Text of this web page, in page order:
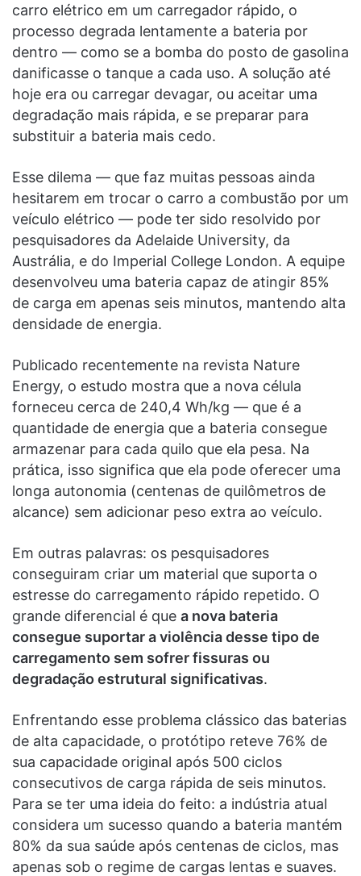
carro elétrico em um carregador rápido, o
processo degrada lentamente a bateria por
dentro — como se a bomba do posto de gasolina
danificasse o tanque a cada uso. A solução até
hoje era ou carregar devagar, ou aceitar uma
degradação mais rápida, e se preparar para
substituir a bateria mais cedo.
Esse dilema — que faz muitas pessoas ainda
hesitarem em trocar o carro a combustão por um
veículo elétrico — pode ter sido resolvido por
pesquisadores da Adelaide University, da
Austrália, e do Imperial College London. A equipe
desenvolveu uma bateria capaz de atingir 85%
de carga em apenas seis minutos, mantendo alta
densidade de energia.
Publicado recentemente na revista Nature
Energy, o estudo mostra que a nova célula
forneceu cerca de 240,4 Wh/kg — que é a
quantidade de energia que a bateria consegue
armazenar para cada quilo que ela pesa. Na
prática, isso significa que ela pode oferecer uma
longa autonomia (centenas de quilômetros de
alcance) sem adicionar peso extra ao veículo.
Em outras palavras: os pesquisadores
conseguiram criar um material que suporta o
estresse do carregamento rápido repetido. O
grande diferencial é que a nova bateria
consegue suportar a violência desse tipo de
carregamento sem sofrer fissuras ou
degradação estrutural significativas.
Enfrentando esse problema clássico das baterias
de alta capacidade, o protótipo reteve 76% de
sua capacidade original após 500 ciclos
consecutivos de carga rápida de seis minutos.
Para se ter uma ideia do feito: a indústria atual
considera um sucesso quando a bateria mantém
80% da sua saúde após centenas de ciclos, mas
apenas sob o regime de cargas lentas e suaves.